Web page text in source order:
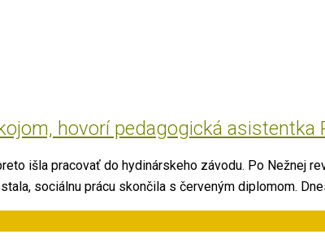
hovorí pedagogická asistentka
išla pracovať do hydinárskeho závodu. Po Nežnej
sociálnu prácu skončila s červeným diplomom.